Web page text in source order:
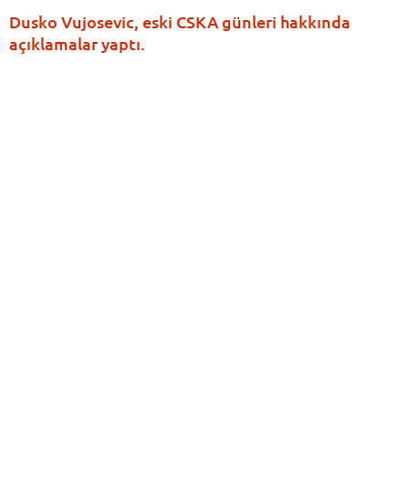
Dusko Vujosevic, eski CSKA günleri hakkında
açıklamalar yaptı.